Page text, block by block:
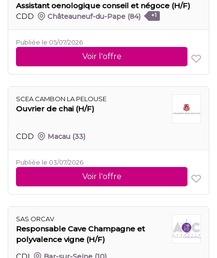
Assistant oenologique conseil et négoce (H/F)
CDD
Châteauneuf-du-Pape (84) +1
Publiée le 05/07/2026
Voir l'offre
SCEA CAMBON LA PELOUSE
Ouvrier de chai (H/F)
CDD Macau (33)
Publiée le 03/07/2026
Voir l'offre
SAS ORCAV
Responsable Cave Champagne et
polyvalence vigne (H/F)